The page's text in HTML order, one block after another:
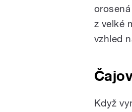
z velké
vzhled
Když